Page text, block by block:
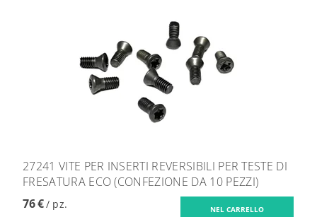
27241 VITE PER INSERTI REVERSIBILI PER TESTE DI
FRESATURA ECO (CONFEZIONE DA 10 PEZZI)
76 €/ pz.